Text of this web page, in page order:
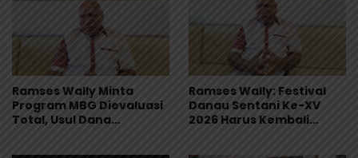
Ramses Wally Minta
Program MBG Dievaluasi
Total, Usul Dana
Ramses Wally: Festival
Danau Sentani Ke-XV
2026 Harus Kembali